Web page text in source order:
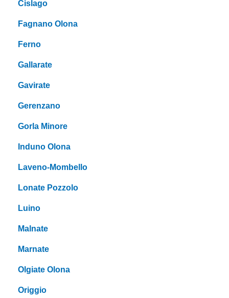
Cislago
Fagnano Olona
Ferno
Gallarate
Gavirate
Gerenzano
Gorla Minore
Induno Olona
Laveno-Mombello
Lonate Pozzolo
Luino
Malnate
Marnate
Olgiate Olona
Origgio